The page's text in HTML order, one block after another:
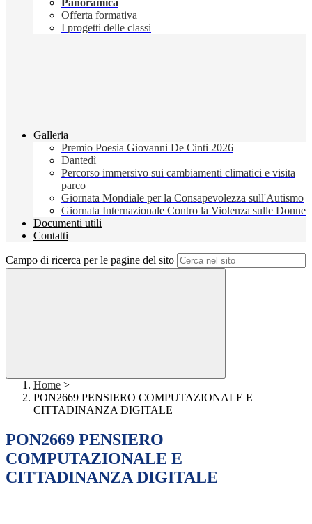
Panoramica
Offerta formativa
I progetti delle classi
Galleria
Premio Poesia Giovanni De Cinti 2026
Dantedì
Percorso immersivo sui cambiamenti climatici e visita
parco
Giornata Mondiale per la Consapevolezza sull'Autismo
Giornata Internazionale Contro la Violenza sulle Donne
Documenti utili
Contatti
Campo di ricerca per le pagine del sito
Home >
PON2669 PENSIERO COMPUTAZIONALE E
CITTADINANZA DIGITALE
PON2669 PENSIERO
COMPUTAZIONALE E
CITTADINANZA DIGITALE